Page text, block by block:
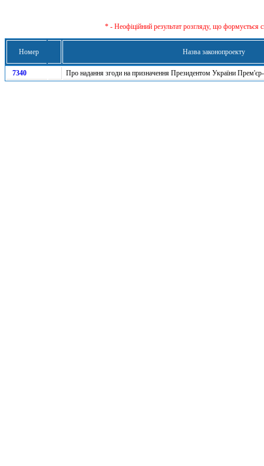
* - Неофіційний результат розгляду, що формується
Номер Назва законопроекту
7340 Про надання згоди на призначення Президентом України Прем'єр-